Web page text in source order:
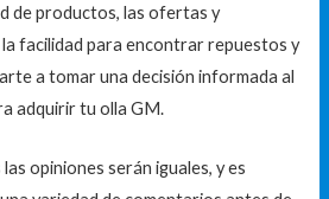
de productos, las ofertas y
facilidad para encontrar repuestos y
a tomar una decisión informada al
adquirir tu olla GM.
opiniones serán iguales, y es